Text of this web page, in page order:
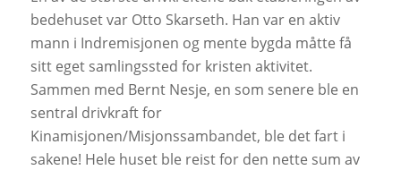
bedehuset var Otto Skarseth. Han var en aktiv
mann i Indremisjonen og mente bygda måtte få
sitt eget samlingssted for kristen aktivitet.
Sammen med Bernt Nesje, en som senere ble en
sentral drivkraft for
Kinamisjonen/Misjonssambandet, ble det fart i
sakene! Hele huset ble reist for den nette sum av